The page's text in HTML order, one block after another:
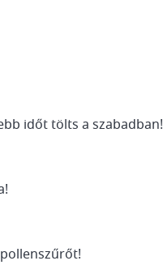
időt tölts a szabadban!